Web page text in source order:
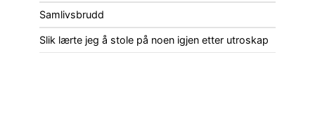
Samlivsbrudd
Slik lærte jeg å stole på noen igjen etter utroskap